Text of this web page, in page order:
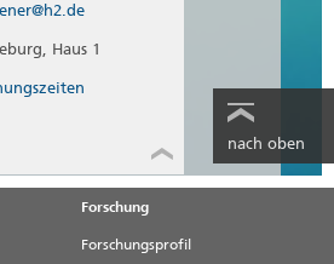
Haus 1
nach oben
Forschung
Forschungsprofil